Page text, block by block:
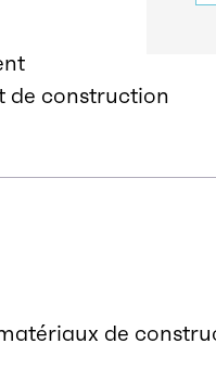
de construction
de